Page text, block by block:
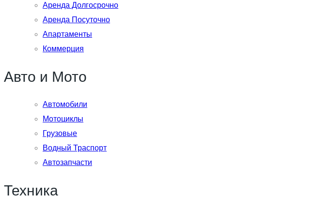
Аренда Долгосрочно
Аренда Посуточно
Апартаменты
Коммерция
Авто и Мото
Автомобили
Мотоциклы
Грузовые
Водный Траспорт
Автозапчасти
Техника